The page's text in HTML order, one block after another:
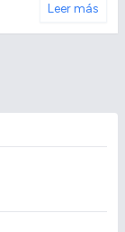
Leer más